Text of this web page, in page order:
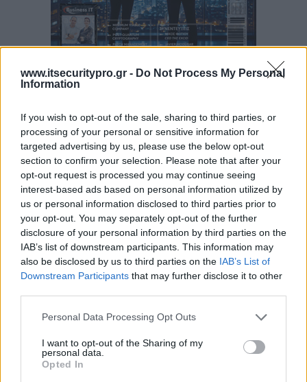
www.itsecuritypro.gr - Do Not Process My Personal
Information
If you wish to opt-out of the sale, sharing to third parties, or
processing of your personal or sensitive information for
targeted advertising by us, please use the below opt-out
section to confirm your selection. Please note that after your
opt-out request is processed you may continue seeing
interest-based ads based on personal information utilized by
us or personal information disclosed to third parties prior to
your opt-out. You may separately opt-out of the further
disclosure of your personal information by third parties on the
IAB’s list of downstream participants. This information may
also be disclosed by us to third parties on the IAB’s List of
Downstream Participants that may further disclose it to other
Personal Data Processing Opt Outs
I want to opt-out of the Sharing of my
personal data.
Opted In